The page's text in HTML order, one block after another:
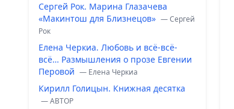
Сергей Рок. Марина Глазачева
«Макинтош для Близнецов» — Сергей
Рок
Елена Черкиа. Любовь и всё-всё-
всё… Размышления о прозе Евгении
Перовой — Елена Черкиа
Кирилл Голицын. Книжная десятка
— ABTOP